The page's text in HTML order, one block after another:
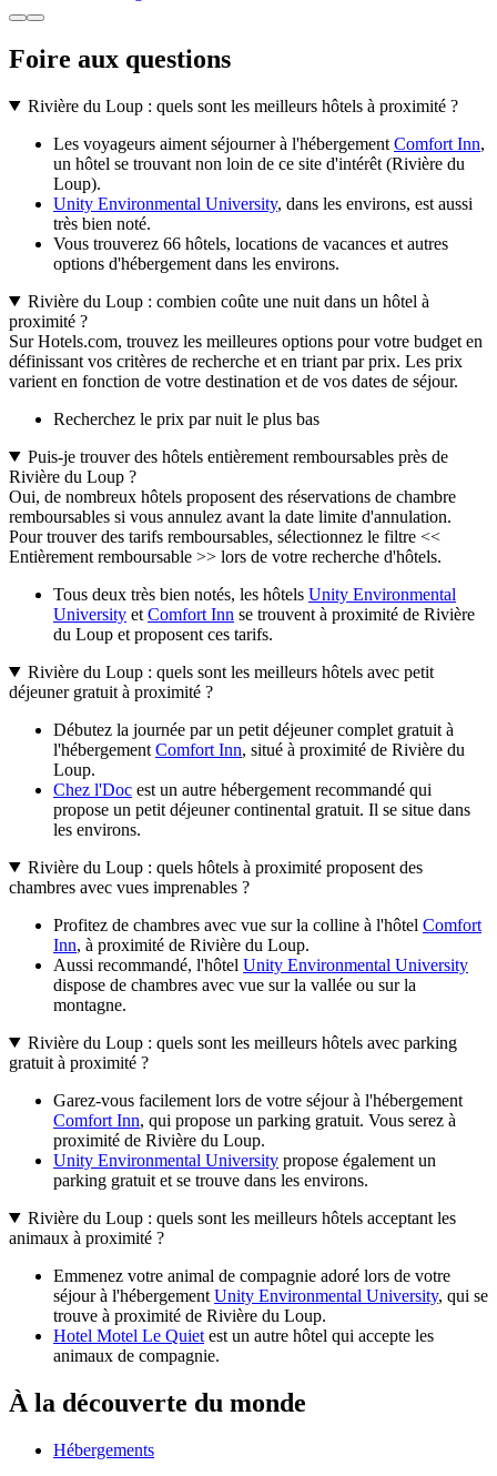
Foire aux questions
Rivière du Loup : quels sont les meilleurs hôtels à proximité ?
Les voyageurs aiment séjourner à l'hébergement Comfort Inn,
un hôtel se trouvant non loin de ce site d'intérêt (Rivière du
Loup).
Unity Environmental University, dans les environs, est aussi
très bien noté.
Vous trouverez 66 hôtels, locations de vacances et autres
options d'hébergement dans les environs.
Rivière du Loup : combien coûte une nuit dans un hôtel à
proximité ?
Sur Hotels.com, trouvez les meilleures options pour votre budget en
définissant vos critères de recherche et en triant par prix. Les prix
varient en fonction de votre destination et de vos dates de séjour.
Recherchez le prix par nuit le plus bas
Puis-je trouver des hôtels entièrement remboursables près de
Rivière du Loup ?
Oui, de nombreux hôtels proposent des réservations de chambre
remboursables si vous annulez avant la date limite d'annulation.
Pour trouver des tarifs remboursables, sélectionnez le filtre <<
Entièrement remboursable >> lors de votre recherche d'hôtels.
Tous deux très bien notés, les hôtels Unity Environmental
University et Comfort Inn se trouvent à proximité de Rivière
du Loup et proposent ces tarifs.
Rivière du Loup : quels sont les meilleurs hôtels avec petit
déjeuner gratuit à proximité ?
Débutez la journée par un petit déjeuner complet gratuit à
l'hébergement Comfort Inn, situé à proximité de Rivière du
Loup.
Chez l'Doc est un autre hébergement recommandé qui
propose un petit déjeuner continental gratuit. Il se situe dans
les environs.
Rivière du Loup : quels hôtels à proximité proposent des
chambres avec vues imprenables ?
Profitez de chambres avec vue sur la colline à l'hôtel Comfort
Inn, à proximité de Rivière du Loup.
Aussi recommandé, l'hôtel Unity Environmental University
dispose de chambres avec vue sur la vallée ou sur la
montagne.
Rivière du Loup : quels sont les meilleurs hôtels avec parking
gratuit à proximité ?
Garez-vous facilement lors de votre séjour à l'hébergement
Comfort Inn, qui propose un parking gratuit. Vous serez à
proximité de Rivière du Loup.
Unity Environmental University propose également un
parking gratuit et se trouve dans les environs.
Rivière du Loup : quels sont les meilleurs hôtels acceptant les
animaux à proximité ?
Emmenez votre animal de compagnie adoré lors de votre
séjour à l'hébergement Unity Environmental University, qui se
trouve à proximité de Rivière du Loup.
Hotel Motel Le Quiet est un autre hôtel qui accepte les
animaux de compagnie.
À la découverte du monde
Hébergements